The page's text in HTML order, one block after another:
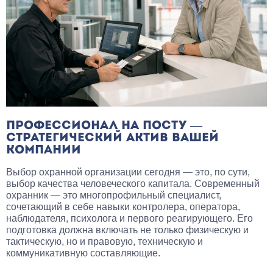
ПРОФЕССИОНАЛ НА ПОСТУ —
СТРАТЕГИЧЕСКИЙ АКТИВ ВАШЕЙ
КОМПАНИИ
Выбор охранной организации сегодня — это, по сути,
выбор качества человеческого капитала. Современный
охранник — это многопрофильный специалист,
сочетающий в себе навыки контролера, оператора,
наблюдателя, психолога и первого реагирующего. Его
подготовка должна включать не только физическую и
тактическую, но и правовую, техническую и
коммуникативную составляющие.